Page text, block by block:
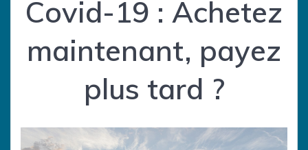
Covid-19 : Achetez
maintenant, payez
plus tard ?